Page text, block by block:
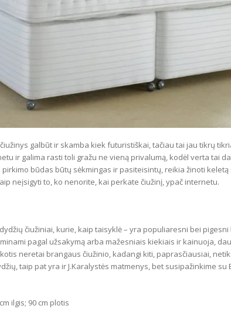
galbūt ir skamba kiek futuristiškai, tačiau tai jau tikrų
ir galima rasti toli gražu ne vieną privalumą, kodėl verta tai
būdas būtų sėkmingas ir pasiteisintų, reikia žinoti
neįsigyti to, ko nenorite, kai perkate čiužinį, ypač internetu.
čiužiniai, kurie, kaip taisyklė – yra populiaresni bei
pagal užsakymą arba mažesniais kiekiais ir kainuoja,
neretai brangaus čiužinio, kadangi kiti, paprasčiausiai,
taip pat yra ir J.Karalystės matmenys, bet susipažinkime su
ilgis; 90 cm plotis